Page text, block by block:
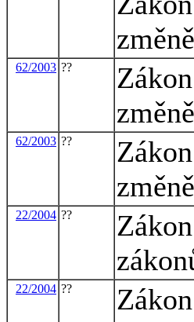
62/2003 ??
62/2003 ??
22/2004 ??
22/2004 ??